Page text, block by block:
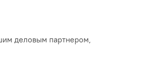
деловым партнером,